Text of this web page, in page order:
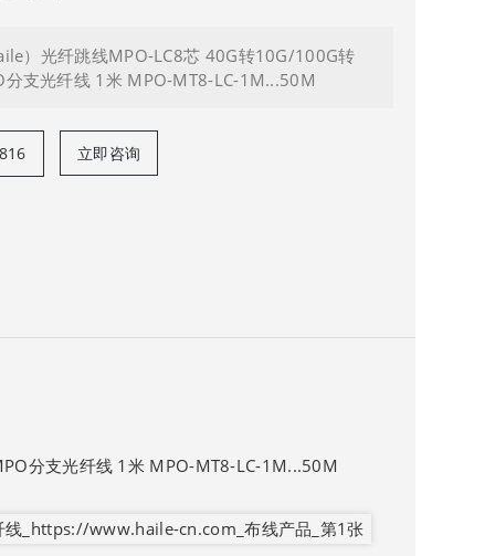
）光纤跳线MPO-LC8芯 40G转10G/100G转
支光纤线 1米 MPO-MT8-LC-1M...50M
立即咨询
分支光纤线 1米 MPO-MT8-LC-1M...50M